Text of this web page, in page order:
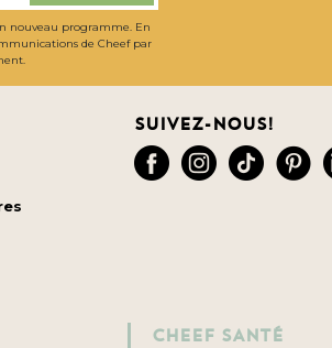
nouveau programme. En
de Cheef par
Suivez-nous!
CHEEF SANTÉ